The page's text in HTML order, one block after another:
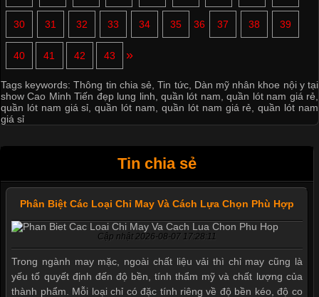
30 31 32 33 34 35 36 37 38 39
40 41 42 43 »
Tags keywords:Thông tin chia sẻ,Tin tức, Dàn mỹ nhân khoe nội y tại
show Cao Minh Tiến đẹp lung linh,quần lót nam,quần lót nam giá rẻ,
quần lót nam giá sỉ,quần lót nam, quần lót nam giá rẻ,quần lót nam
giá sỉ
Tin chia sẻ
Phân Biệt Các Loại Chỉ May Và Cách Lựa Chọn Phù Hợp
Cập nhật 2026-08-07 17:28:11
Trong ngành may mặc, ngoài chất liệu vải thì chỉ may cũng là
yếu tố quyết định đến độ bền, tính thẩm mỹ và chất lượng của
thành phẩm. Mỗi loại chỉ có đặc tính riêng về độ bền kéo, độ co